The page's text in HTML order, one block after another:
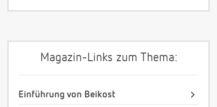
Magazin-Links zum Thema:
Einführung von Beikost